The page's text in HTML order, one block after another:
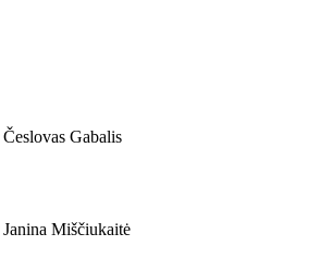
Gabalis
Miščiukaitė